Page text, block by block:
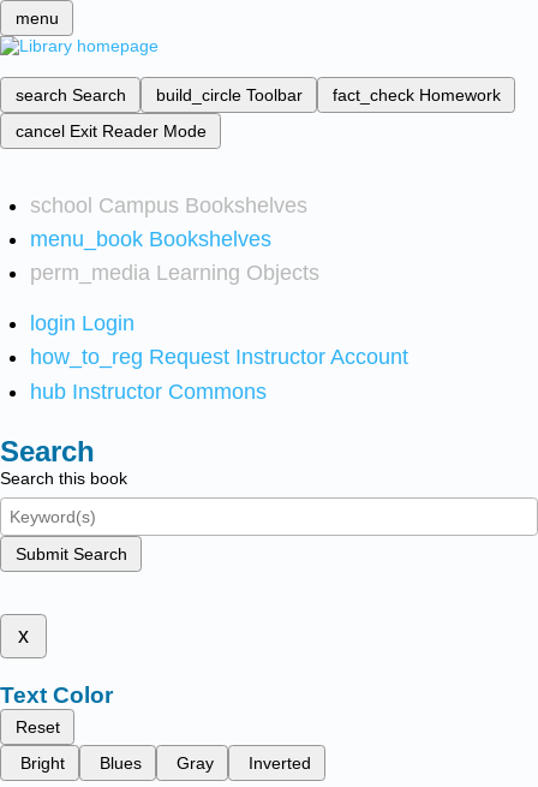
menu
search Search build_circle Toolbar fact_check Homework
cancel Exit Reader Mode
school Campus Bookshelves
menu_book Bookshelves
perm_media Learning Objects
login Login
how_to_reg Request Instructor Account
hub Instructor Commons
Search
Search this book
Submit Search
x
Text Color
Reset
Bright
Blues Gray Inverted